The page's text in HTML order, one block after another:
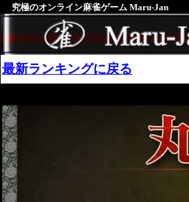
究極のオンライン麻雀ゲーム Maru-Jan
最新ランキングに戻る